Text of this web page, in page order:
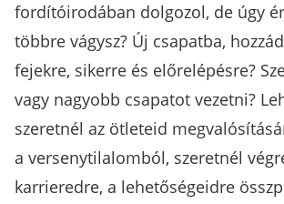
fordítóirodában dolgozol, de úgy
többre vágysz? Új csapatba,
fejekre, sikerre és előrelépésre?
vagy nagyobb csapatot vezetni?
szeretnél az ötleteid
a versenytilalomból, szeretnél
karrieredre, a lehetőségeidre